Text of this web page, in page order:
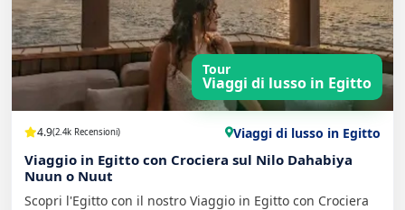
Tour
Viaggi di lusso in Egitto
4.9(2.4k Recensioni) Viaggi di lusso in Egitto
Viaggio in Egitto con Crociera sul Nilo Dahabiya
Nuun o Nuut
Scopri l'Egitto con il nostro Viaggio in Egitto con Crociera